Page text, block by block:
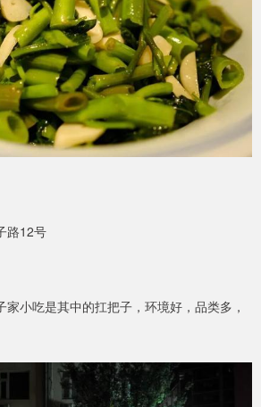
路12号
小吃是其中的扛把子，环境好，品类多，